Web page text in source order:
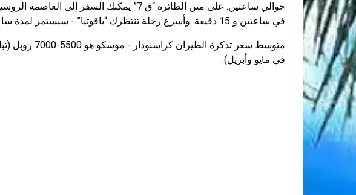
في ساعتين و 15 دقيقة. وأسرع رحلة تنتظرك “ياقوتيا” - سيستمر لمدة ساعة و 50 دقيقة.
متوسط ​​سعر تذكرة
في مايو وأبريل).